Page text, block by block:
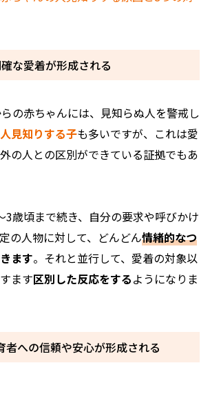
な愛着が形成される
の赤ちゃんには、見知らぬ人を警戒し
人見知りする子も多いですが、これは愛
の人との区別ができている証拠でもあ
3歳頃まで続き、自分の要求や呼びかけ
の人物に対して、どんどん情緒的なつ
ます。それと並行して、愛着の対象以
ます区別した反応をするようになりま
への信頼や安心が形成される